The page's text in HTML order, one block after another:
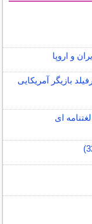
و اروپا
بازیگر آمریکایی
ای